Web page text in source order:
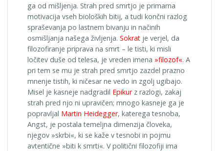
ga od mišljenja. Strah pred smrtjo je primarna
motivacija vseh bioloških bitij, a tudi končni razlog
spraševanja po lastnem bivanju in načinih
osmišljanja našega življenja. Sokrat je verjel, da
filozofiranje priprava na smrt – le tisti, ki misli
ločitev duše od telesa, je vreden imena »filozof«. A
pri tem se mu je strah pred smrtjo zazdel prazno
mnenje tistih, ki ničesar ne vedo in zgolj ugibajo.
Misel je kasneje nadgradil Epikurz razlogi, zakaj
strah pred njo ni upravičen; mnogo kasneje ga je
popravljal Martin Heidegger, katerega tesnoba,
Angst, je postala temeljna dimenzija človeka,
njegov »skrbi«, ki se kaže v tesnobi in pojmu
avtentične »biti k smrti«. V politični filozofiji ima